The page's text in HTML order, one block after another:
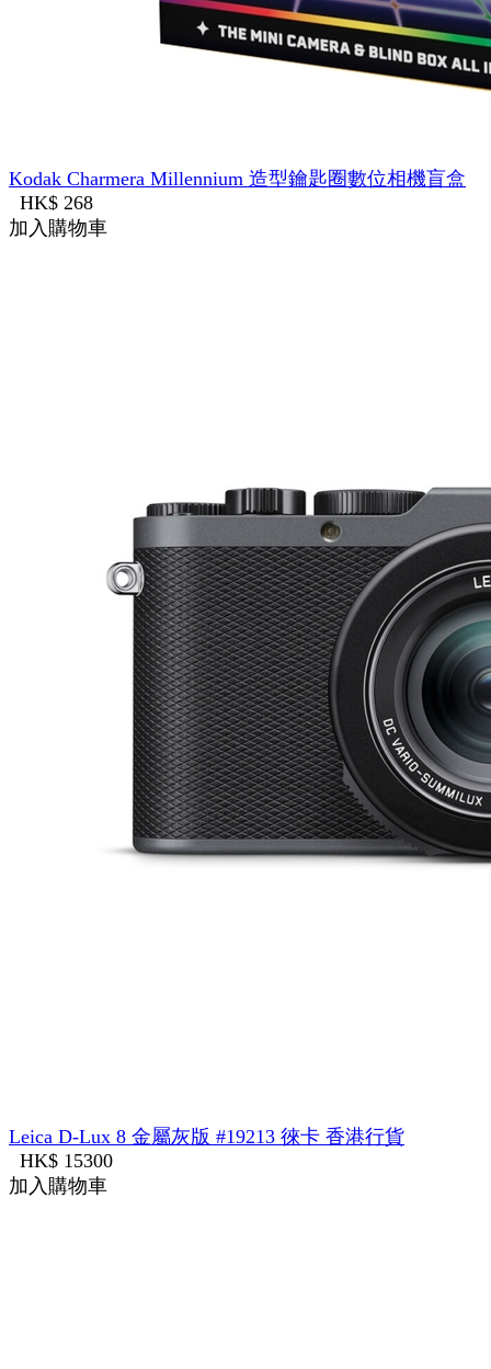
Kodak Charmera Millennium 造型鑰匙圈數位相機盲盒
HK$ 268
加入購物車
Leica D-Lux 8 金屬灰版 #19213 徠卡 香港行貨
HK$ 15300
加入購物車